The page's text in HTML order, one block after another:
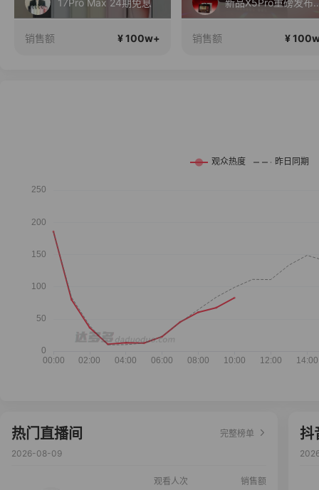
17Pro Max 24期免息
销售额 ¥ 100w+
新品X5Pro重磅发布！性
销售额 ¥
热门直播间
完整榜单
2026-08-09
观看人次 销售额
抖